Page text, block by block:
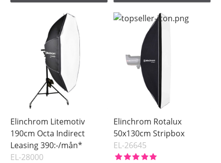
Elinchrom Litemotiv
190cm Octa Indirect
Leasing 390:-/mån*
EL-28000
Elinchrom Rotalux
50x130cm Stripbox
EL-26645